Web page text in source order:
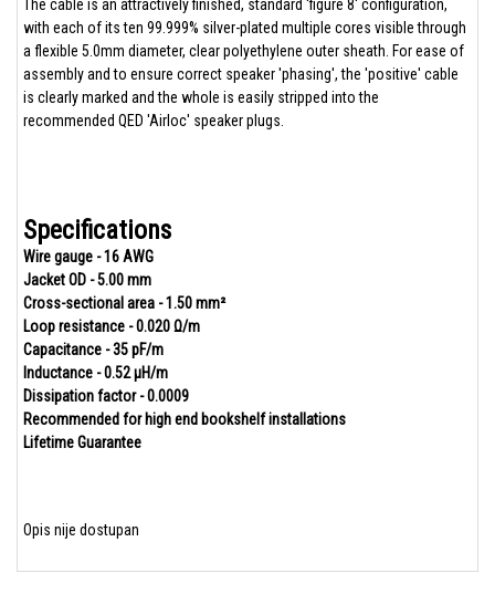
The cable is an attractively finished, standard 'figure 8' configuration,
with each of its ten 99.999% silver-plated multiple cores visible through
a flexible 5.0mm diameter, clear polyethylene outer sheath. For ease of
assembly and to ensure correct speaker 'phasing', the 'positive' cable
is clearly marked and the whole is easily stripped into the
recommended QED 'Airloc' speaker plugs.
Specifications
Wire gauge - 16 AWG
Jacket OD - 5.00 mm
Cross-sectional area - 1.50 mm²
Loop resistance - 0.020 Ω/m
Capacitance - 35 pF/m
Inductance - 0.52 µH/m
Dissipation factor - 0.0009
Recommended for high end bookshelf installations
Lifetime Guarantee
Opis nije dostupan